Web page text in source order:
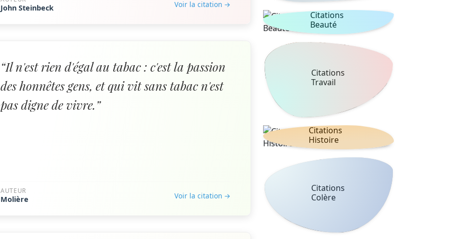
John Steinbeck Voir la citation →
“Il n'est rien d'égal au tabac : c'est la passion
des honnêtes gens, et qui vit sans tabac n'est
pas digne de vivre.”
AUTEUR
Molière Voir la citation →
Citations
Beauté
Citations
Travail
Citations
Histoire
Citations
Colère